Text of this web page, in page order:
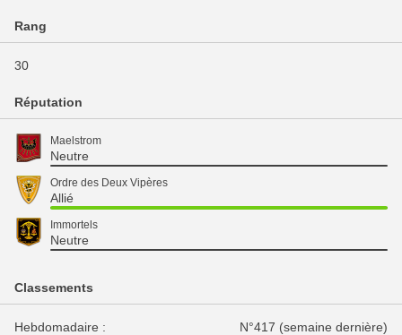
Rang
30
Réputation
Maelstrom
Neutre
Ordre des Deux Vipères
Allié
Immortels
Neutre
Classements
Hebdomadaire :
N°417 (semaine dernière)